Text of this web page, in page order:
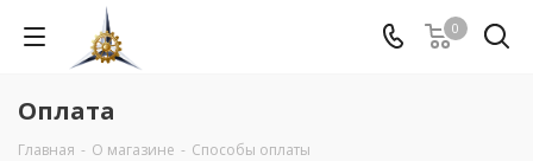
0
Оплата
Главная - О магазине - Способы оплаты